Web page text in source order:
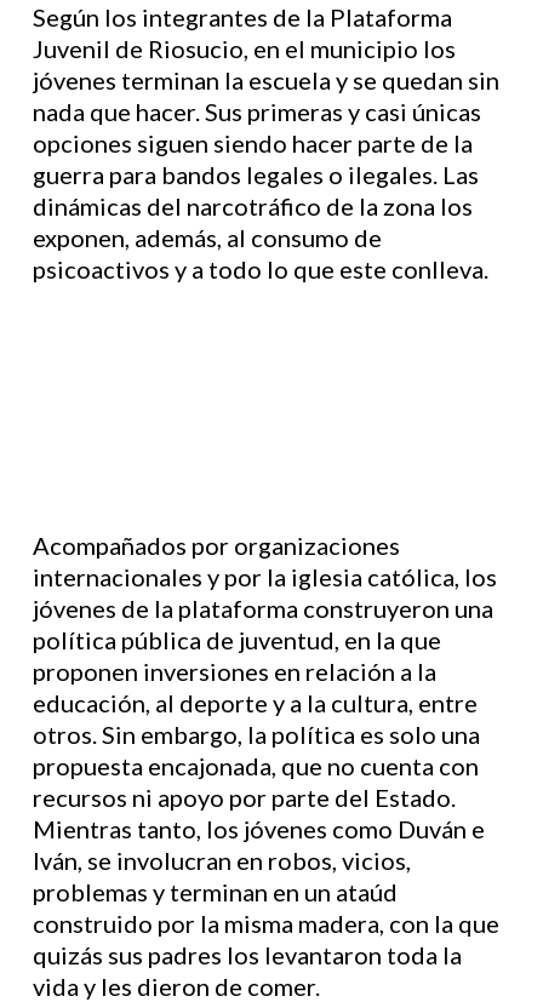
Según los integrantes de la Plataforma
Juvenil de Riosucio, en el municipio los
jóvenes terminan la escuela y se quedan sin
nada que hacer. Sus primeras y casi únicas
opciones siguen siendo hacer parte de la
guerra para bandos legales o ilegales. Las
dinámicas del narcotráfico de la zona los
exponen, además, al consumo de
psicoactivos y a todo lo que este conlleva.
Acompañados por organizaciones
internacionales y por la iglesia católica, los
jóvenes de la plataforma construyeron una
política pública de juventud, en la que
proponen inversiones en relación a la
educación, al deporte y a la cultura, entre
otros. Sin embargo, la política es solo una
propuesta encajonada, que no cuenta con
recursos ni apoyo por parte del Estado.
Mientras tanto, los jóvenes como Duván e
Iván, se involucran en robos, vicios,
problemas y terminan en un ataúd
construido por la misma madera, con la que
quizás sus padres los levantaron toda la
vida y les dieron de comer.